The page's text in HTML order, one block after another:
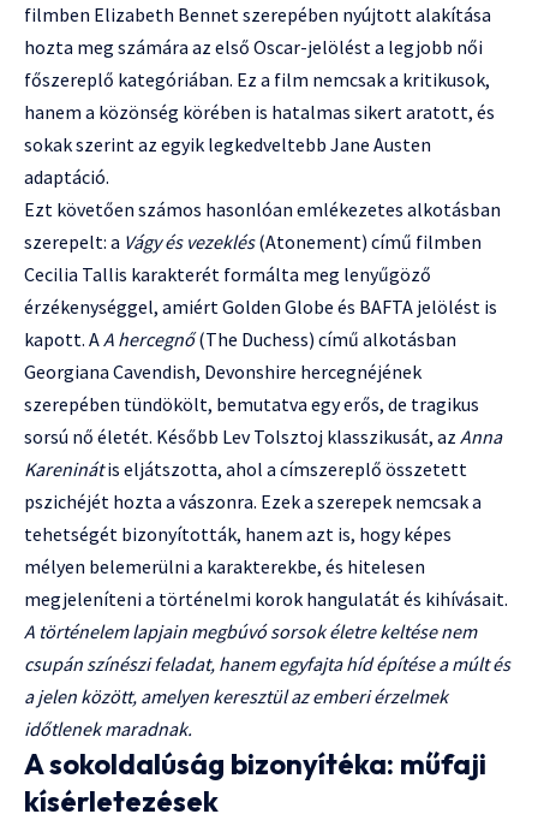
filmben Elizabeth Bennet szerepében nyújtott alakítása
hozta meg számára az első Oscar-jelölést a legjobb női
főszereplő kategóriában. Ez a film nemcsak a kritikusok,
hanem a közönség körében is hatalmas sikert aratott, és
sokak szerint az egyik legkedveltebb Jane Austen
adaptáció.
Ezt követően számos hasonlóan emlékezetes alkotásban
szerepelt: a Vágy és vezeklés(Atonement) című filmben
Cecilia Tallis karakterét formálta meg lenyűgöző
érzékenységgel, amiért Golden Globe és BAFTA jelölést is
kapott. AA hercegnő(The Duchess) című alkotásban
Georgiana Cavendish, Devonshire hercegnéjének
szerepében tündökölt, bemutatva egy erős, de tragikus
sorsú nő életét. Később Lev Tolsztoj klasszikusát, az Anna
Kareninátis eljátszotta, ahol a címszereplő összetett
pszichéjét hozta a vászonra. Ezek a szerepek nemcsak a
tehetségét bizonyították, hanem azt is, hogy képes
mélyen belemerülni a karakterekbe, és hitelesen
megjeleníteni a történelmi korok hangulatát és kihívásait.
A történelem lapjain megbúvó sorsok életre keltése nem
csupán színészi feladat, hanem egyfajta híd építése a múlt és
a jelen között, amelyen keresztül az emberi érzelmek
időtlenek maradnak.
A sokoldalúság bizonyítéka: műfaji
kísérletezések